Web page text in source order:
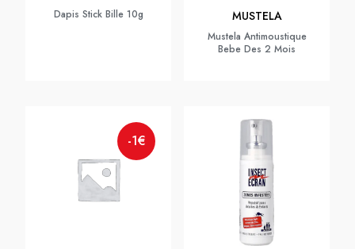
Dapis Stick Bille 10g MUSTELA
Mustela Antimoustique
Bebe Des 2 Mois
-1€